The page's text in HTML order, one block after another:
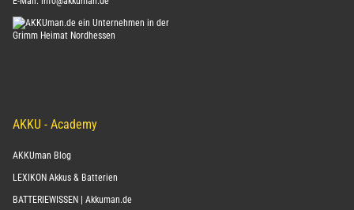
AKKU - Academy
AKKUman Blog
LEXIKON Akkus & Batterien
BATTERIEWISSEN | Akkuman.de